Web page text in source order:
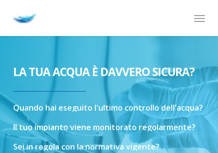
Menu
LA TUA ACQUA È DAVVERO SICURA?
Quando hai eseguito l'ultimo controllo dell'acqua?
Il tuoimpianto viene monitorato regolarmente?
Seiinregola con lanormativa vigente?